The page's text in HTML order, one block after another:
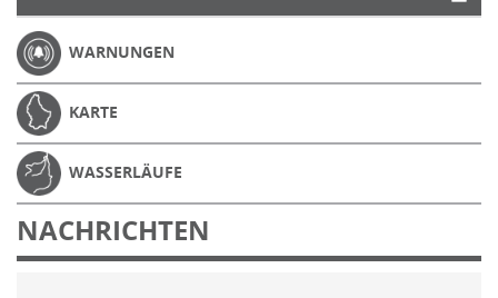
WARNUNGEN
KARTE
WASSERLÄUFE
NACHRICHTEN